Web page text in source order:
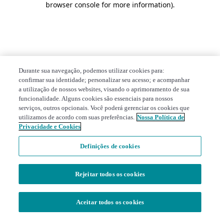
browser console for more information).
Durante sua navegação, podemos utilizar cookies para:
confirmar sua identidade; personalizar seu acesso; e acompanhar
a utilização de nossos websites, visando o aprimoramento de sua
funcionalidade. Alguns cookies são essenciais para nossos
serviços, outros opcionais. Você poderá gerenciar os cookies que
utilizamos de acordo com suas preferências. Nossa Política de
Privacidade e Cookies
Definições de cookies
Rejeitar todos os cookies
Aceitar todos os cookies